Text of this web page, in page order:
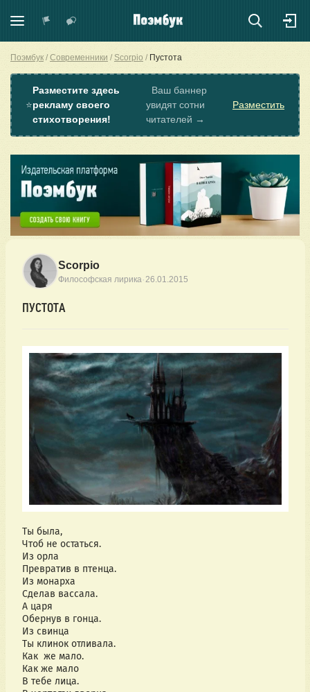
Поэмбук Современники Scorpio Пустота
⭐
Разместите здесь
рекламу своего
стихотворения!
Ваш баннер
увидят сотни
читателей →
Разместить
Scorpio
Философская лирика·26.01.2015
ПУСТОТА
Ты была,
Чтоб не остаться.
Из орла
Превратив в птенца.
Из монарха
Сделав вассала.
А царя
Обернув в гонца.
Из свинца
Ты клинок отливала.
Как же мало.
Как же мало
В тебе лица.